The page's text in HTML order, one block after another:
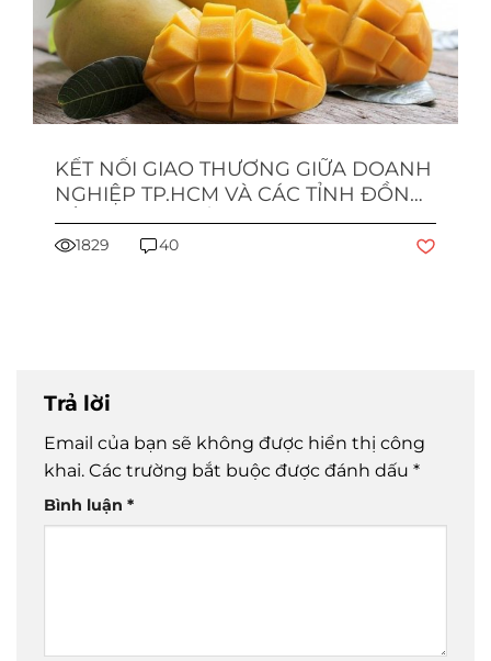
KẾT NỐI GIAO THƯƠNG GIỮA DOANH
NGHIỆP TP.HCM VÀ CÁC TỈNH ĐỒNG
BẰNG SÔNG CỬU LONG
1829 40
Trả lời
Email của bạn sẽ không được hiển thị công
khai. Các trường bắt buộc được đánh dấu *
Bình luận *